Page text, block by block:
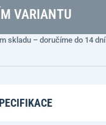
VARIANTU
skladu – doručíme do 14 dní